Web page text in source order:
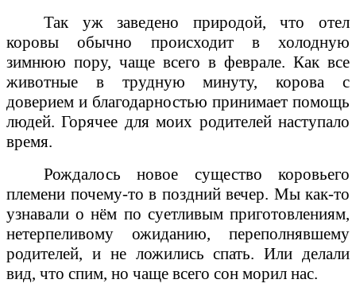
Так уж заведено природой, что отел
коровы обычно происходит в холодную
зимнюю пору, чаще всего в феврале. Как все
животные в трудную минуту, корова с
доверием и благодарностью принимает помощь
людей. Горячее для моих родителей наступало
время.
Рождалось новое существо коровьего
племени почему-то в поздний вечер. Мы как-то
узнавали о нём по суетливым приготовлениям,
нетерпеливому ожиданию, переполнявшему
родителей, и не ложились спать. Или делали
вид, что спим, но чаще всего сон морил нас.